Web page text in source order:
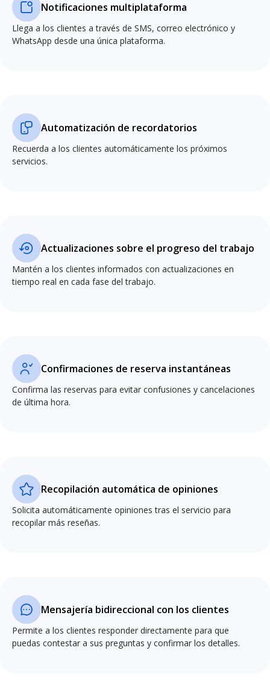
Notificaciones multiplataforma
Llega a los clientes a través de SMS, correo electrónico y
WhatsApp desde una única plataforma.
Automatización de recordatorios
Recuerda a los clientes automáticamente los próximos
servicios.
Actualizaciones sobre el progreso del trabajo
Mantén a los clientes informados con actualizaciones en
tiempo real en cada fase del trabajo.
Confirmaciones de reserva instantáneas
Confirma las reservas para evitar confusiones y cancelaciones
de última hora.
Recopilación automática de opiniones
Solicita automáticamente opiniones tras el servicio para
recopilar más reseñas.
Mensajería bidireccional con los clientes
Permite a los clientes responder directamente para que
puedas contestar a sus preguntas y confirmar los detalles.